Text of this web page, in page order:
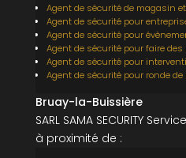
Agent de sécurité de magasin
Agent de sécurité pour
Agent de sécurité pour
Agent de sécurité pour faire
Agent de sécurité pour
Agent de sécurité pour ronde
Bruay-la-Buissière
SARL SAMA SECURITY
à proximité de :